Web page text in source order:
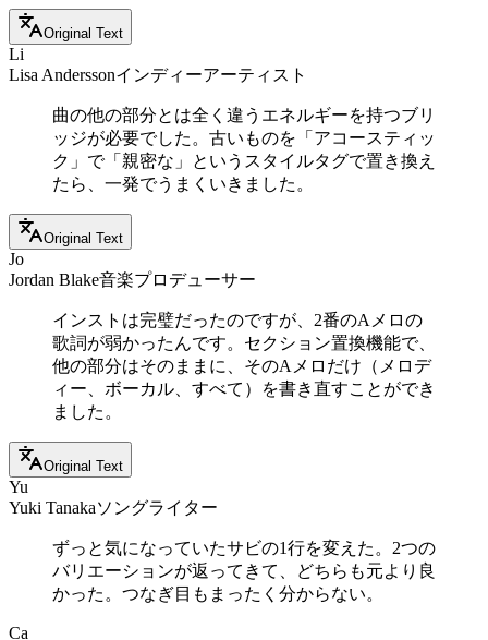
Original Text
Li
Lisa Anderssonインディーアーティスト
曲の他の部分とは全く違うエネルギーを持つブリ
ッジが必要でした。古いものを「アコースティッ
ク」で「親密な」というスタイルタグで置き換え
たら、一発でうまくいきました。
Original Text
Jo
Jordan Blake音楽プロデューサー
インストは完璧だったのですが、2番のAメロの
歌詞が弱かったんです。セクション置換機能で、
他の部分はそのままに、そのAメロだけ（メロデ
ィー、ボーカル、すべて）を書き直すことができ
ました。
Original Text
Yu
Yuki Tanakaソングライター
ずっと気になっていたサビの1行を変えた。2つの
バリエーションが返ってきて、どちらも元より良
かった。つなぎ目もまったく分からない。
Ca